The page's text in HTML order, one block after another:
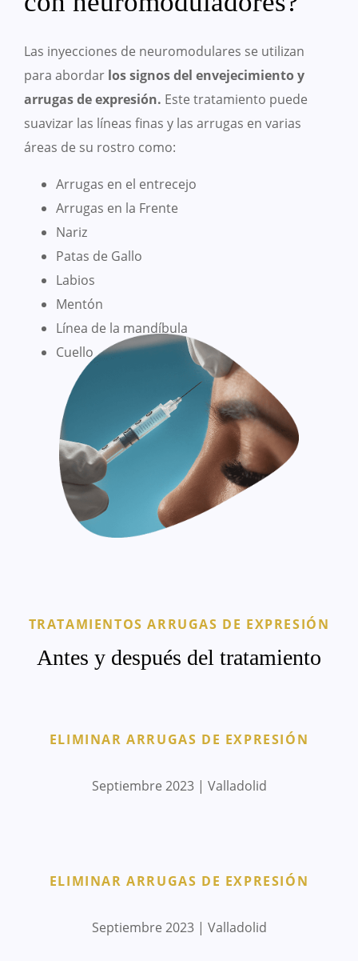
Las inyecciones de neuromodulares se utilizan
para abordar los signos del envejecimiento y
arrugas de expresión. Este tratamiento puede
suavizar las líneas finas y las arrugas en varias
áreas de su rostro como:
Arrugas en el entrecejo
Arrugas en la Frente
Nariz
Patas de Gallo
Labios
Mentón
Línea de la mandíbula
Cuello
TRATAMIENTOS ARRUGAS DE EXPRESIÓN
Antes y después del tratamiento
ELIMINAR ARRUGAS DE EXPRESIÓN
Septiembre 2023 | Valladolid
ELIMINAR ARRUGAS DE EXPRESIÓN
Septiembre 2023 | Valladolid